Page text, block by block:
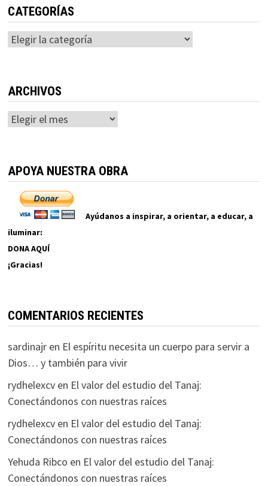
CATEGORÍAS
Categorías
ARCHIVOS
Archivos
APOYA NUESTRA OBRA
Ayúdanos a inspirar, a orientar, a educar, a
iluminar:
DONA AQUÍ
¡Gracias!
COMENTARIOS RECIENTES
sardinajren El espíritu necesita un cuerpo para servir a
Dios… y también para vivir
rydhelexcven El valor del estudio del Tanaj:
Conectándonos con nuestras raíces
rydhelexcven El valor del estudio del Tanaj:
Conectándonos con nuestras raíces
Yehuda Ribco en El valor del estudio del Tanaj:
Conectándonos con nuestras raíces